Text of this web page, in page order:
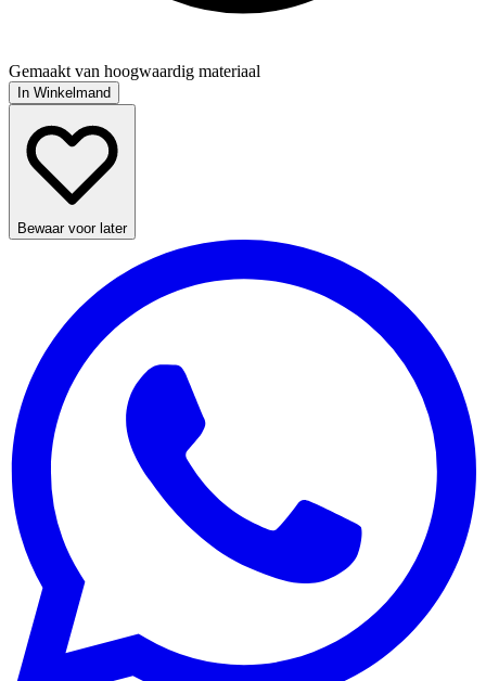
Gemaakt van hoogwaardig materiaal
In Winkelmand
Bewaar voor later